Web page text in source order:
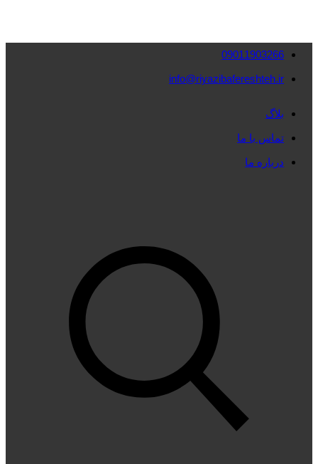
09011903266
info@riyazibafereshteh.ir
بلاگ
تماس با ما
درباره ما